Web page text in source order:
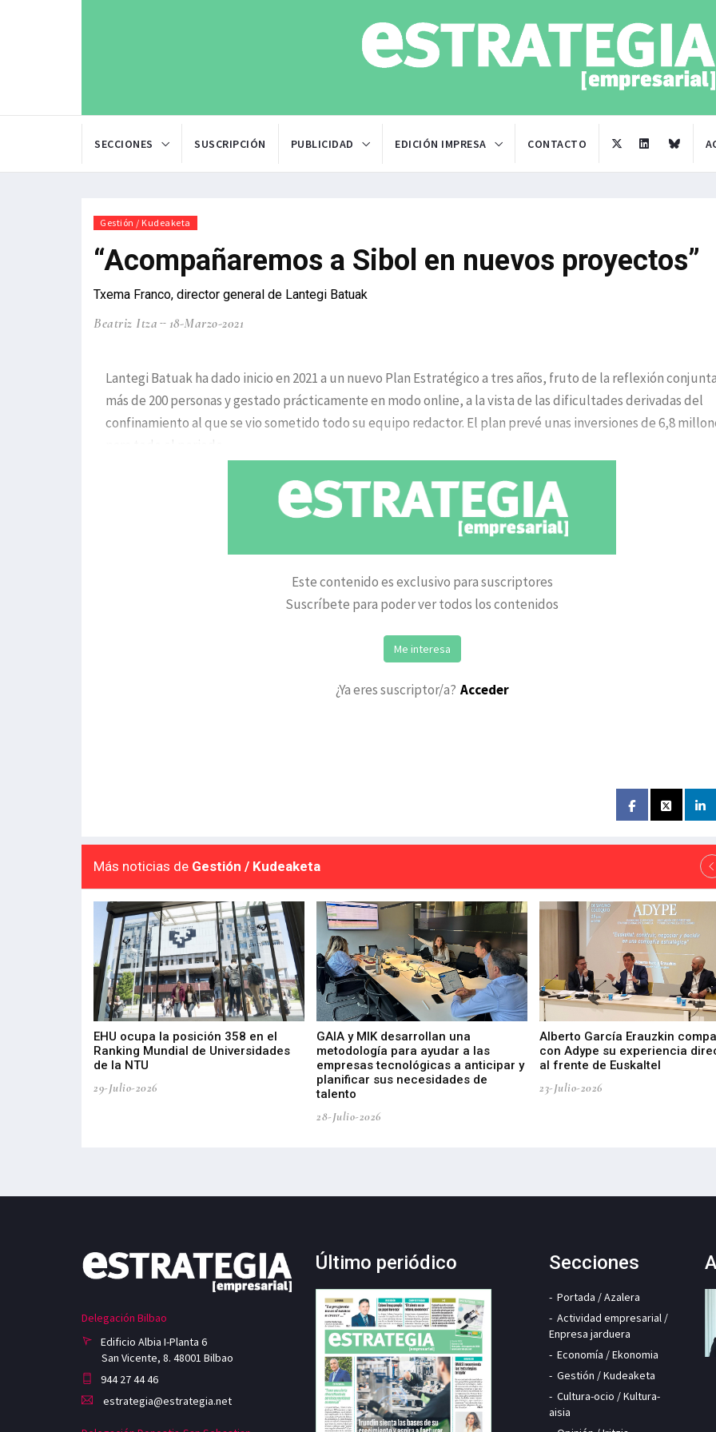
SECCIONES SUSCRIPCIÓN PUBLICIDAD EDICIÓN IMPRESA CONTACTO
Gestión / Kudeaketa
“Acompañaremos a Sibol en nuevos proyectos”
Txema Franco, director general de Lantegi Batuak
Beatriz Itza 18-Marzo-2021
Lantegi Batuak ha dado inicio en 2021 a un nuevo Plan Estratégico a tres años, fruto de la reflexión
más de 200 personas y gestado prácticamente en modo online, a la vista de las dificultades derivadas del
confinamiento al que se vio sometido todo su equipo redactor. El plan prevé unas inversiones de 6,8
para todo el periodo
Este contenido es exclusivo para suscriptores
Suscríbete para poder ver todos los contenidos
Me interesa
¿Ya eres suscriptor/a? Acceder
Más noticias de Gestión / Kudeaketa
EHU ocupa la posición 358 en el
Ranking Mundial de Universidades
de la NTU
29-Julio-2026
GAIA y MIK desarrollan una
metodología para ayudar a las
empresas tecnológicas a anticipar y
planificar sus necesidades de
talento
28-Julio-2026
Alberto García Erauzkin
con Adype su experiencia
al frente de Euskaltel
23-Julio-2026
Delegación Bilbao
Edificio Albia I-Planta 6
San Vicente, 8. 48001 Bilbao
944 27 44 46
estrategia@estrategia.net
Último periódico Secciones
Portada / Azalera
Actividad empresarial /
Enpresa jarduera
Economía / Ekonomia
Gestión / Kudeaketa
Cultura-ocio / Kultura-
aisia